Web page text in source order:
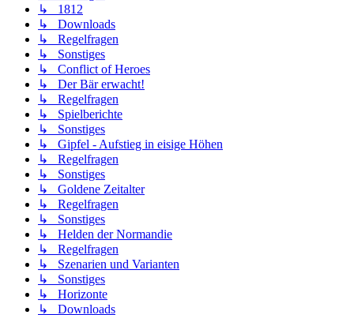
↳ 1812
↳ Downloads
↳ Regelfragen
↳ Sonstiges
↳ Conflict of Heroes
↳ Der Bär erwacht!
↳ Regelfragen
↳ Spielberichte
↳ Sonstiges
↳ Gipfel - Aufstieg in eisige Höhen
↳ Regelfragen
↳ Sonstiges
↳ Goldene Zeitalter
↳ Regelfragen
↳ Sonstiges
↳ Helden der Normandie
↳ Regelfragen
↳ Szenarien und Varianten
↳ Sonstiges
↳ Horizonte
↳ Downloads